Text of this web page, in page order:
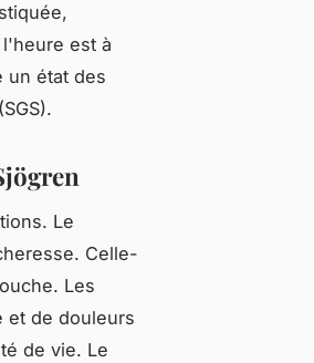
est à
un état des
Le
Celle-
Les
et de douleurs
de vie. Le